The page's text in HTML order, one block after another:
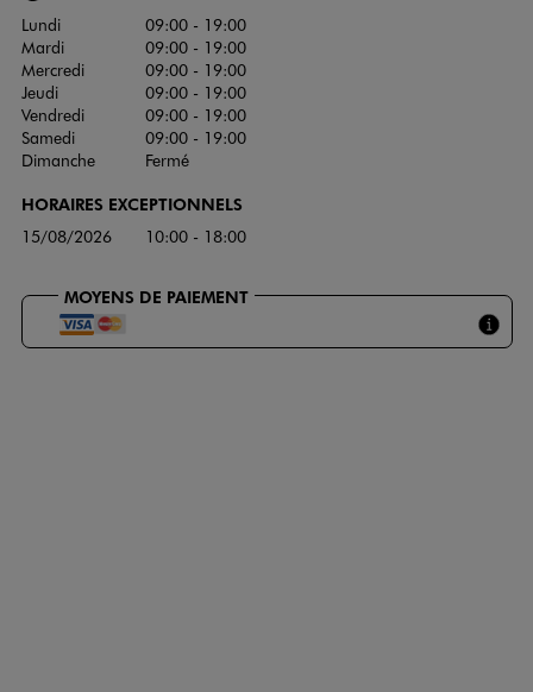
Lundi
09:00 - 19:00
Mardi
09:00 - 19:00
Mercredi
09:00 - 19:00
Jeudi
09:00 - 19:00
Vendredi
09:00 - 19:00
Samedi
09:00 - 19:00
Dimanche
Fermé
HORAIRES EXCEPTIONNELS
15/08/2026 10:00 - 18:00
MOYENS DE PAIEMENT